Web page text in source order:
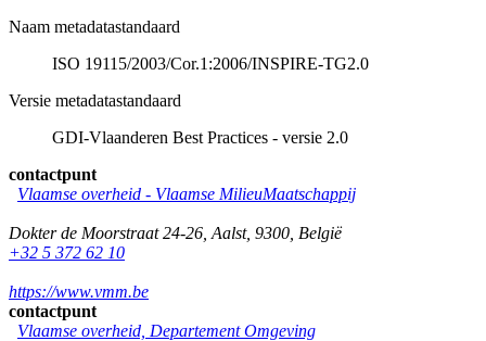
Naam metadatastandaard
ISO 19115/2003/Cor.1:2006/INSPIRE-TG2.0
Versie metadatastandaard
GDI-Vlaanderen Best Practices - versie 2.0
contactpunt
Vlaamse overheid - Vlaamse MilieuMaatschappij
Dokter de Moorstraat 24-26 Aalst, 9300 België
+32 5 372 62 10
https://www.vmm.be
contactpunt
Vlaamse overheid, Departement Omgeving